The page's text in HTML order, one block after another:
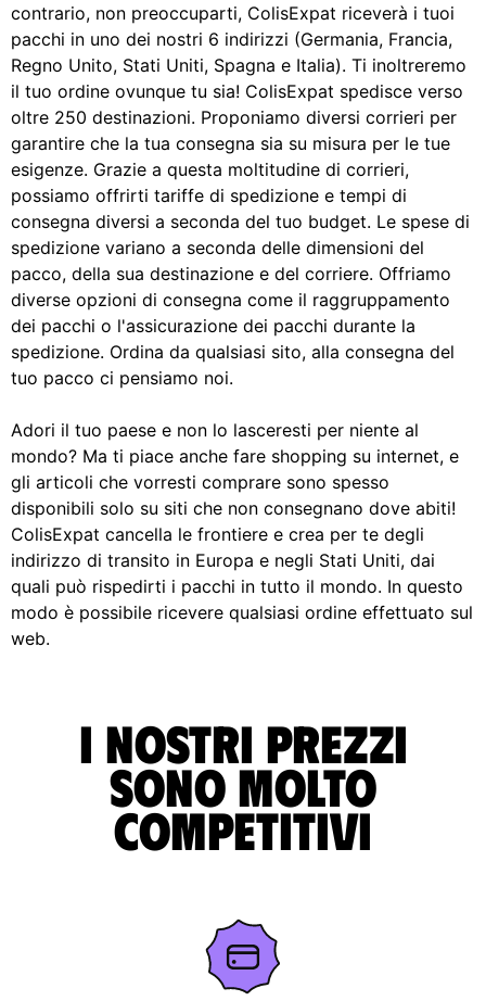
contrario, non preoccuparti, ColisExpat riceverà i tuoi
pacchi in uno dei nostri 6 indirizzi (Germania, Francia,
Regno Unito, Stati Uniti, Spagna e Italia). Ti inoltreremo
il tuo ordine ovunque tu sia! ColisExpat spedisce verso
oltre 250 destinazioni. Proponiamo diversi corrieri per
garantire che la tua consegna sia su misura per le tue
esigenze. Grazie a questa moltitudine di corrieri,
possiamo offrirti tariffe di spedizione e tempi di
consegna diversi a seconda del tuo budget. Le spese di
spedizione variano a seconda delle dimensioni del
pacco, della sua destinazione e del corriere. Offriamo
diverse opzioni di consegna come il raggruppamento
dei pacchi o l'assicurazione dei pacchi durante la
spedizione. Ordina da qualsiasi sito, alla consegna del
tuo pacco ci pensiamo noi.
Adori il tuo paese e non lo lasceresti per niente al
mondo? Ma ti piace anche fare shopping su internet, e
gli articoli che vorresti comprare sono spesso
disponibili solo su siti che non consegnano dove abiti!
ColisExpat cancella le frontiere e crea per te degli
indirizzo di transito in Europa e negli Stati Uniti, dai
quali può rispedirti i pacchi in tutto il mondo. In questo
modo è possibile ricevere qualsiasi ordine effettuato sul
web.
I nostri prezzi
sono molto
competitivi